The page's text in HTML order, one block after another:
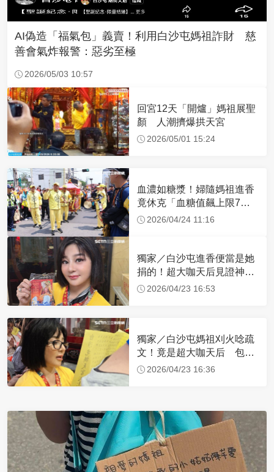
AI偽造「福氣包」義賣！利用白沙屯媽祖詐財 慈
善會氣炸報警：惡劣至極
2026/05/03 10:57
回宮12天「開爐」媽祖展聖
顏 人潮擠爆拱天宮
2026/05/01 15:24
血濃如糖漿！婦隨媽祖進香
竟休克「血糖值飆上限7
倍」 醫曝原因
2026/04/24 11:16
獨家／白沙屯進香便當是她
捐的！超大咖天后見證神
蹟 一靠近媽祖就爆哭
2026/04/23 16:53
獨家／白沙屯媽祖刈火唸疏
文！竟是超大咖天后 包尿
布忍尿5小時不喊累
2026/04/23 16:36